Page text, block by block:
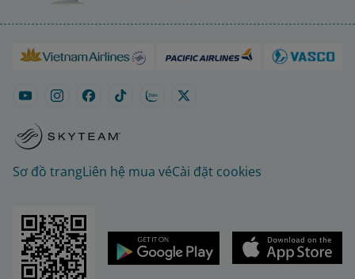
Sơ đồ trangLiên hệ mua véCài đặt cookies